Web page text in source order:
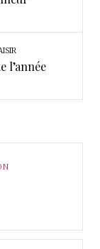
l’année